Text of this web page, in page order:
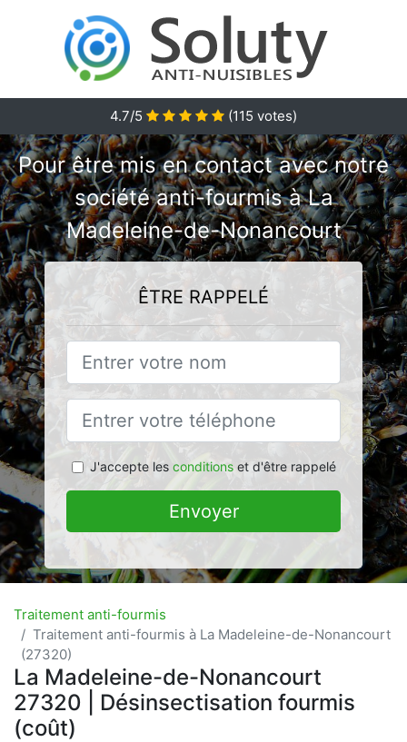
4.7/5 (115 votes)
Pour être mis en contact avec notre
société anti-fourmis à La
Madeleine-de-Nonancourt
ÊTRE RAPPELÉ
J'accepte les conditionset d'être rappelé
Envoyer
Traitement anti-fourmis
Traitement anti-fourmis à La Madeleine-de-Nonancourt
(27320)
La Madeleine-de-Nonancourt
27320 | Désinsectisation fourmis
(coût)